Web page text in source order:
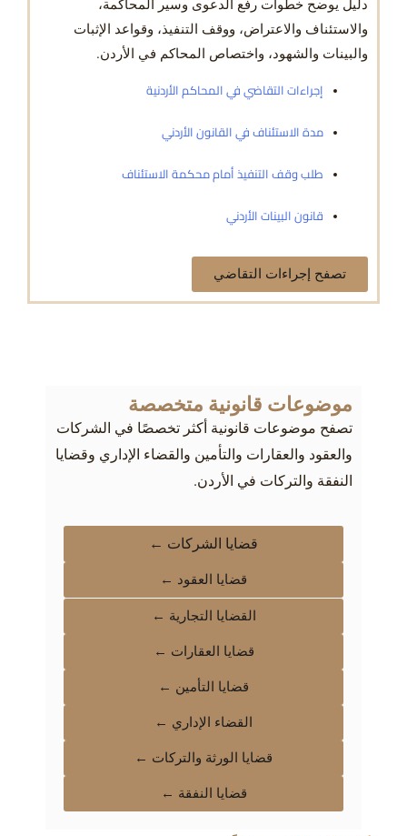
دليل يوضح خطوات رفع الدعوى وسير المحاكمة،
والاستئناف والاعتراض، ووقف التنفيذ، وقواعد الإثبات
والبينات والشهود، واختصاص المحاكم في الأردن.
إجراءات التقاضي في المحاكم الأردنية
مدة الاستئناف في القانون الأردني
طلب وقف التنفيذ أمام محكمة الاستئناف
قانون البينات الأردني
تصفح إجراءات التقاضي
موضوعات قانونية متخصصة
تصفح موضوعات قانونية أكثر تخصصًا في الشركات
والعقود والعقارات والتأمين والقضاء الإداري وقضايا
النفقة والتركات في الأردن.
قضايا الشركات ←
قضايا العقود ←
القضايا التجارية ←
قضايا العقارات ←
قضايا التأمين ←
القضاء الإداري ←
قضايا الورثة والتركات ←
قضايا النفقة ←